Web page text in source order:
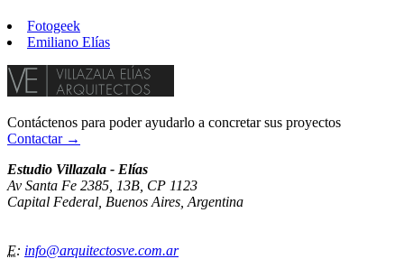
Fotogeek
Emiliano Elías
Contáctenos para poder ayudarlo a concretar sus proyectos
Contactar →
Estudio Villazala - Elías
Av Santa Fe 2385, 13B, CP 1123
Capital Federal, Buenos Aires, Argentina
E: info@arquitectosve.com.ar